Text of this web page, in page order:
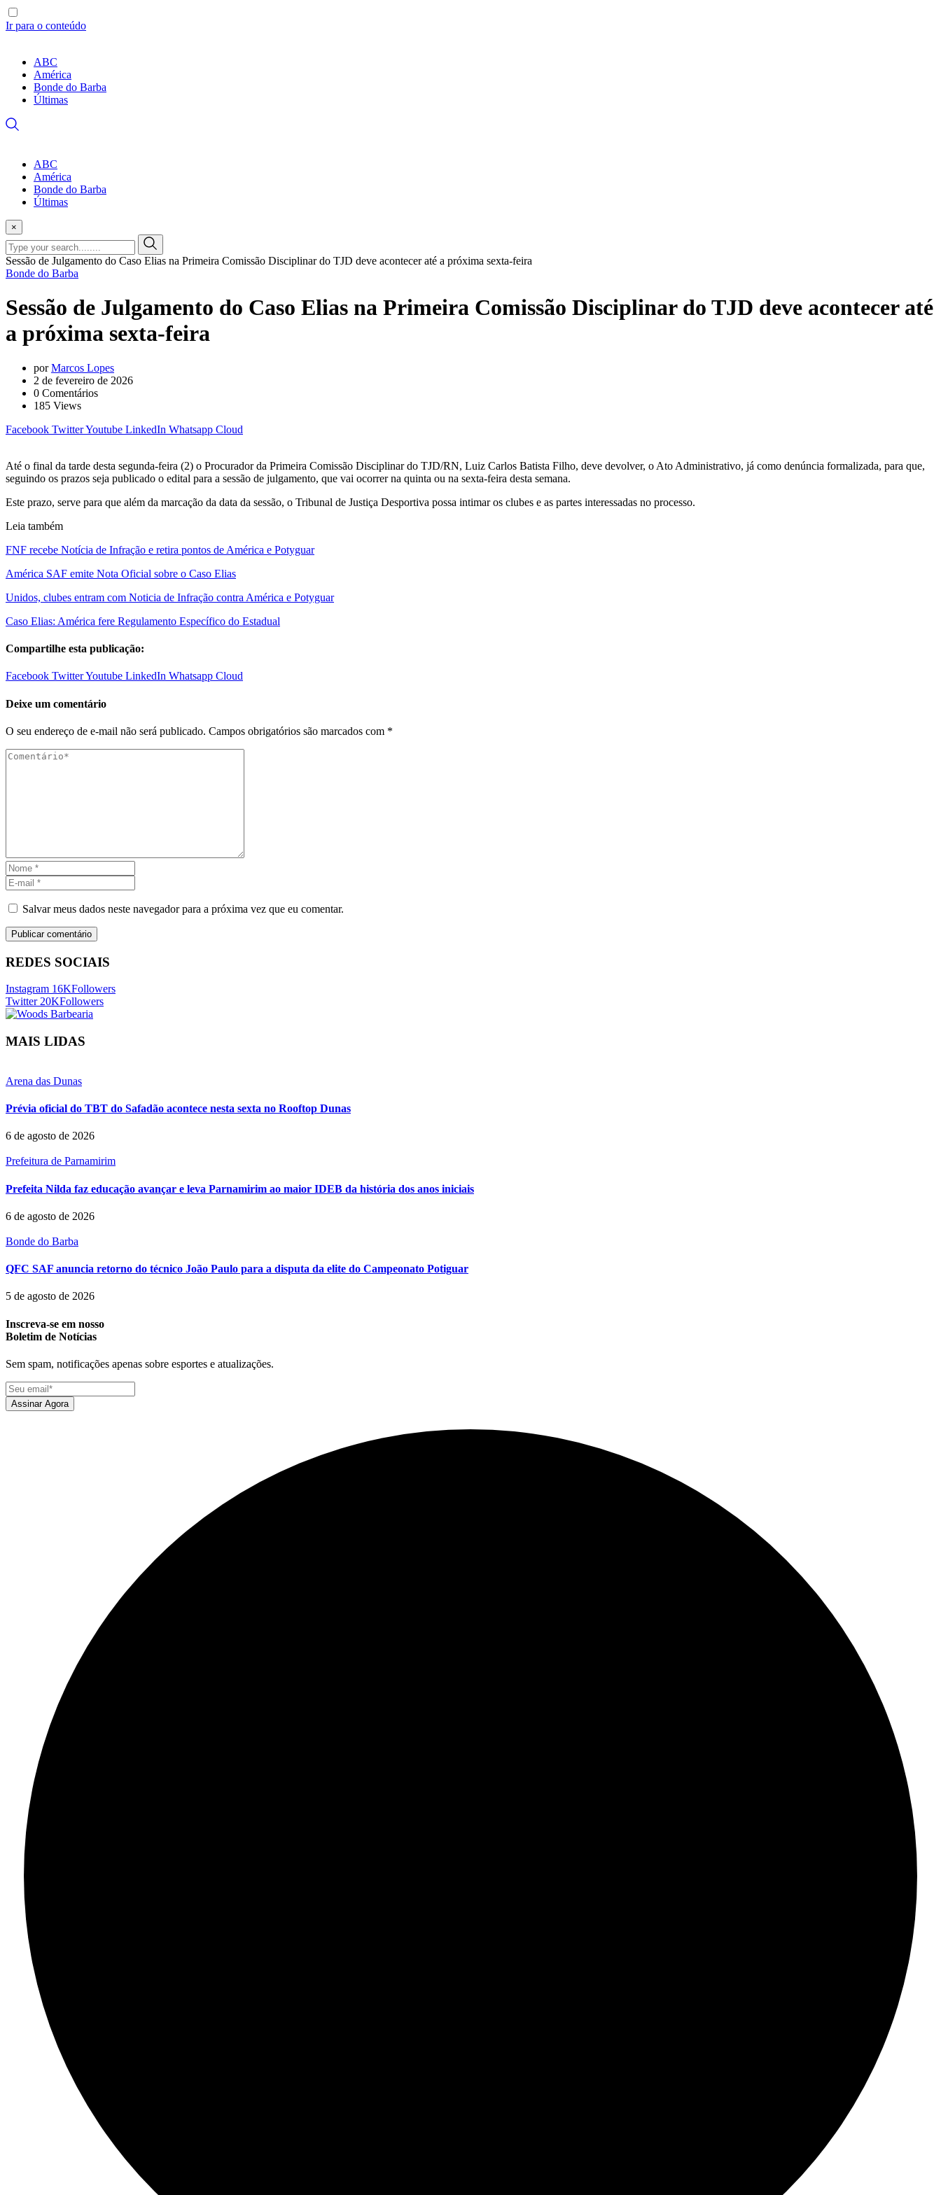
Ir para o conteúdo
ABC
América
Bonde do Barba
Últimas
ABC
América
Bonde do Barba
Últimas
×
Sessão de Julgamento do Caso Elias na Primeira Comissão Disciplinar do TJD deve acontecer até a próxima sexta-feira
Bonde do Barba
Sessão de Julgamento do Caso Elias na Primeira Comissão Disciplinar do TJD deve acontecer até
a próxima sexta-feira
porMarcos Lopes
2 de fevereiro de 2026
0 Comentários
185 Views
Facebook TwitterYoutube LinkedIn Whatsapp Cloud
Até o final da tarde desta segunda-feira (2) o Procurador da Primeira Comissão Disciplinar do TJD/RN, Luiz Carlos Batista Filho, deve devolver, o Ato Administrativo, já como denúncia formalizada, para que,
seguindo os prazos seja publicado o edital para a sessão de julgamento, que vai ocorrer na quinta ou na sexta-feira desta semana.
Este prazo, serve para que além da marcação da data da sessão, o Tribunal de Justiça Desportiva possa intimar os clubes e as partes interessadas no processo.
Leia também
FNF recebe Notícia de Infração e retira pontos de América e Potyguar
América SAF emite Nota Oficial sobre o Caso Elias
Unidos, clubes entram com Noticia de Infração contra América e Potyguar
Caso Elias: América fere Regulamento Específico do Estadual
Compartilhe esta publicação:
Facebook TwitterYoutube LinkedIn Whatsapp Cloud
Deixe um comentário
O seu endereço de e-mail não será publicado. Campos obrigatórios são marcados com *
Salvar meus dados neste navegador para a próxima vez que eu comentar.
REDES SOCIAIS
Instagram 16KFollowers
Twitter 20KFollowers
MAIS LIDAS
Arena das Dunas
Prévia oficial do TBT do Safadão acontece nesta sexta no Rooftop Dunas
6 de agosto de 2026
Prefeitura de Parnamirim
Prefeita Nilda faz educação avançar e leva Parnamirim ao maior IDEB da história dos anos iniciais
6 de agosto de 2026
Bonde do Barba
QFC SAF anuncia retorno do técnico João Paulo para a disputa da elite do Campeonato Potiguar
5 de agosto de 2026
Inscreva-se em nosso
Boletim de Notícias
Sem spam, notificações apenas sobre esportes e atualizações.
Assinar Agora